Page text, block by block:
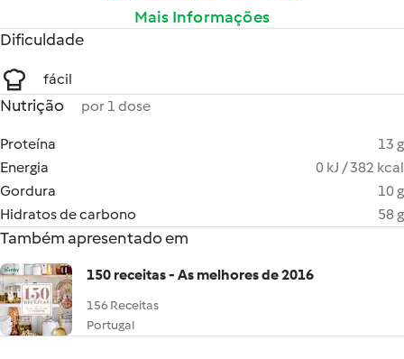
Mais Informações
Dificuldade
fácil
Nutrição por 1 dose
Proteína
13 g
Energia
0 kJ / 382 kcal
Gordura
10 g
Hidratos de carbono
58 g
Também apresentado em
150 receitas - As melhores de 2016
156 Receitas
Portugal